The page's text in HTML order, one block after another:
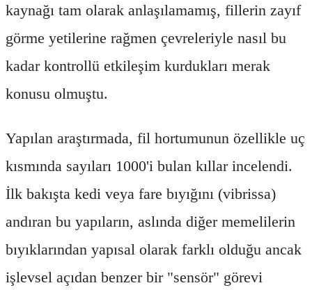
kaynağı tam olarak anlaşılamamış, fillerin zayıf
görme yetilerine rağmen çevreleriyle nasıl bu
kadar kontrollü etkileşim kurdukları merak
konusu olmuştu.
Yapılan araştırmada, fil hortumunun özellikle uç
kısmında sayıları 1000'i bulan kıllar incelendi.
İlk bakışta kedi veya fare bıyığını (vibrissa)
andıran bu yapıların, aslında diğer memelilerin
bıyıklarından yapısal olarak farklı olduğu ancak
işlevsel açıdan benzer bir "sensör" görevi